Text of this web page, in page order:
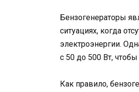
Бензогенераторы
ситуациях, когда
электроэнергии.
с 50 до 500 Вт,
Как правило,